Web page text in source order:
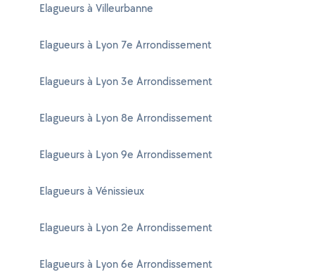
Elagueurs à Villeurbanne
Elagueurs à Lyon 7e Arrondissement
Elagueurs à Lyon 3e Arrondissement
Elagueurs à Lyon 8e Arrondissement
Elagueurs à Lyon 9e Arrondissement
Elagueurs à Vénissieux
Elagueurs à Lyon 2e Arrondissement
Elagueurs à Lyon 6e Arrondissement